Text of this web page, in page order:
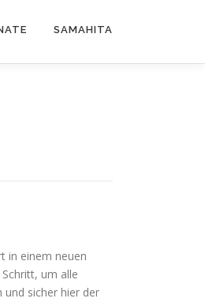
SAMAHITA
in einem neuen
um alle
sicher hier der